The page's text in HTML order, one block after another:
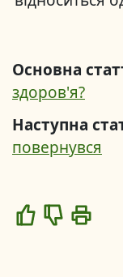
Основна
здоров'я?
Наступна
повернувся
LikeDislike